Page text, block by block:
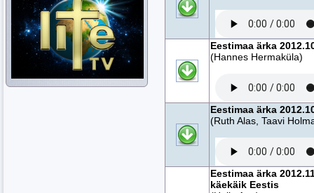
Eestimaa ärka
(Hannes Hermaküla)
Eestimaa ärka
(Ruth Alas, Taavi
Eestimaa ärka
käekäik Eestis